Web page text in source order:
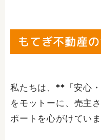
もてぎ不動産
私たちは、**「安心
をモットーに、売主
ポートを心がけてい